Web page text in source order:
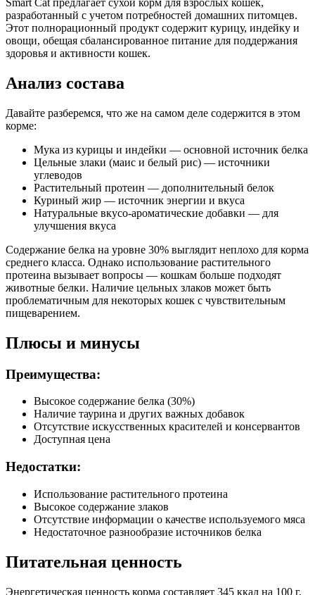
таурин), сушёная морковь, семя льна, пивные дрожжи,
экстракт юкки Шидигера, глюкозамин, антиоксидант
Аналитический состав
кальций 1.1%, фосфор 0.9%, медь 12 мг/кг, цинк 160 мг/кг,
150 мг/кг
таурин, экстракт юкки Шидигера, глюкозамин
Пищевая ценность
Белок (%)
30
Клетчатка (%)
3.5
Зола (%)
7
Влага (%)
8
Калорийность (ккал/100г) 345
Smart Cat предлагает сухой корм для взрослых кошек,
разработанный с учетом потребностей домашних питомцев.
Этот полнорационный продукт содержит курицу, индейку и
овощи, обещая сбалансированное питание для поддержания
здоровья и активности кошек.
Анализ состава
Давайте разберемся, что же на самом деле содержится в этом
корме:
Мука из курицы и индейки — основной источник белка
Цельные злаки (маис и белый рис) — источники
углеводов
Растительный протеин — дополнительный белок
Куриный жир — источник энергии и вкуса
Натуральные вкусо-ароматические добавки — для
улучшения вкуса
Содержание белка на уровне 30% выглядит неплохо для корма
среднего класса. Однако использование растительного
протеина вызывает вопросы — кошкам больше подходят
животные белки. Наличие цельных злаков может быть
проблематичным для некоторых кошек с чувствительным
пищеварением.
Плюсы и минусы
Преимущества:
Высокое содержание белка (30%)
Наличие таурина и других важных добавок
Отсутствие искусственных красителей и консервантов
Доступная цена
Недостатки:
Использование растительного протеина
Высокое содержание злаков
Отсутствие информации о качестве используемого мяса
Недостаточное разнообразие источников белка
Питательная ценность
Энергетическая ценность корма составляет 345 ккал на 100 г,